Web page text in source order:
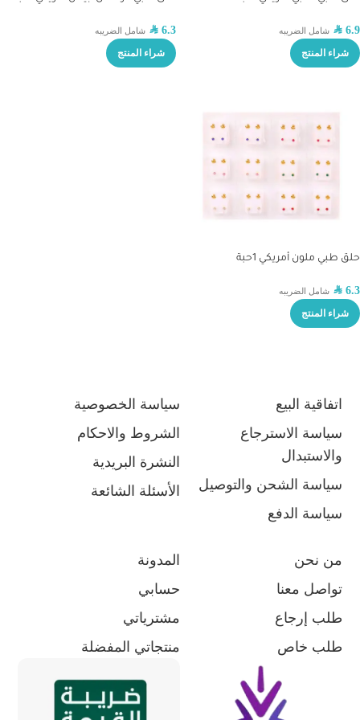
SAR 6.9 شامل الضريبه
شراء المنتج
SAR 6.3 شامل الضريبه
شراء المنتج
حلق طبي ملون أمريكي 1حبة
SAR 6.3 شامل الضريبه
شراء المنتج
اتفاقية البيع
سياسة الاسترجاع
والاستبدال
سياسة الشحن والتوصيل
سياسة الدفع
سياسة الخصوصية
الشروط والاحكام
النشرة البريدية
الأسئلة الشائعة
من نحن
تواصل معنا
طلب إرجاع
طلب خاص
المدونة
حسابي
مشترياتي
منتجاتي المفضلة